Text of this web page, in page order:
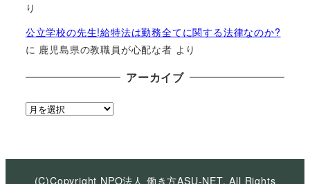
り
公立学校の先生!給特法は勤務全てに関する法律なのか?
に 鹿児島県の教職員が心配な者 より
アーカイブ
ア
イ
(C)Copyright NPO法人 働き方ASU-NET, All Rights